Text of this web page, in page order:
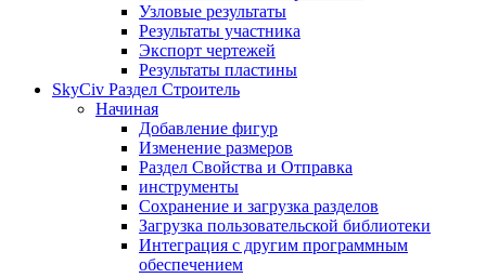
Узловые результаты
Результаты участника
Экспорт чертежей
Результаты пластины
SkyCiv Раздел Строитель
Начиная
Добавление фигур
Изменение размеров
Раздел Свойства и Отправка
инструменты
Сохранение и загрузка разделов
Загрузка пользовательской библиотеки
Интеграция с другим программным
обеспечением